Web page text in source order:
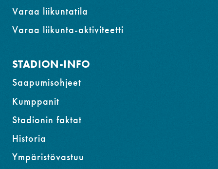
Varaa liikuntatila
Varaa liikunta-aktiviteetti
STADION-INFO
Saapumisohjeet
Kumppanit
Stadionin faktat
Historia
Ympäristövastuu